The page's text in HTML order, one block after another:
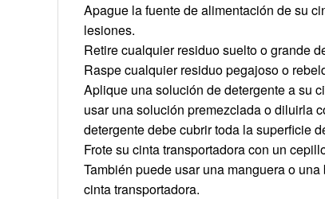
Apague la fuente de alimentación de su
lesiones.
Retire cualquier residuo suelto o grande
Raspe cualquier residuo pegajoso o
Aplique una solución de detergente a su
usar una solución premezclada o diluirla
detergente debe cubrir toda la superficie
Frote su cinta transportadora con un
También puede usar una manguera o
cinta transportadora.